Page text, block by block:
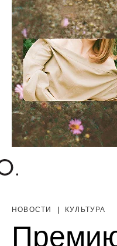
НОВОСТИ КУЛЬТУРА